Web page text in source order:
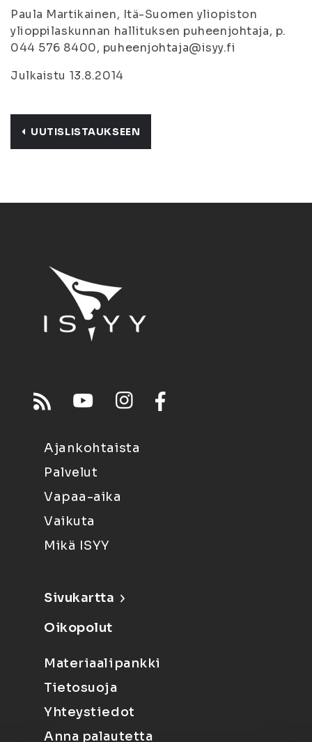
Paula Martikainen, Itä-Suomen yliopiston
ylioppilaskunnan hallituksen puheenjohtaja, p.
044 576 8400, puheenjohtaja@isyy.fi
Julkaistu 13.8.2014
UUTISLISTAUKSEEN
Ajankohtaista
Palvelut
Vapaa-aika
Vaikuta
Mikä ISYY
Sivukartta
Oikopolut
Materiaalipankki
Tietosuoja
Yhteystiedot
Anna palautetta